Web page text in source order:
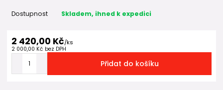
Dostupnost Skladem, ihned k expedici
2 420,00 Kč/ks
2 000,00 Kč bez DPH
Přidat do košíku